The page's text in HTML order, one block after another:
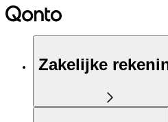
Zakelijke